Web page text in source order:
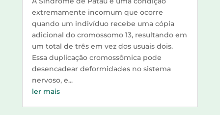
extremamente incomum que ocorre
quando um indivíduo recebe uma cópia
adicional do cromossomo 13, resultando em
um total de três em vez dos usuais dois.
Essa duplicação cromossômica pode
desencadear deformidades no sistema
nervoso, e...
ler mais